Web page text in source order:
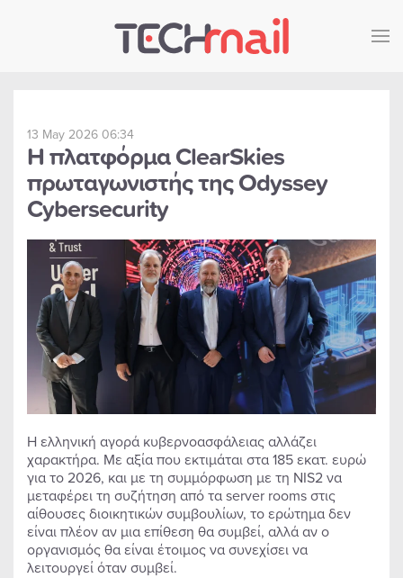
Skip to main content
13 May 2026 06:34
Η πλατφόρμα ClearSkies
πρωταγωνιστής της Odyssey
Cybersecurity
Η ελληνική αγορά κυβερνοασφάλειας αλλάζει
χαρακτήρα. Με αξία που εκτιμάται στα 185 εκατ. ευρώ
για το 2026, και με τη συμμόρφωση με τη NIS2 να
μεταφέρει τη συζήτηση από τα server rooms στις
αίθουσες διοικητικών συμβουλίων, το ερώτημα δεν
είναι πλέον αν μια επίθεση θα συμβεί, αλλά αν ο
οργανισμός θα είναι έτοιμος να συνεχίσει να
λειτουργεί όταν συμβεί.